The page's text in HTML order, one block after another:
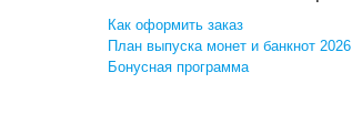
Как оформить заказ
План выпуска монет и банкнот 2026
Бонусная программа